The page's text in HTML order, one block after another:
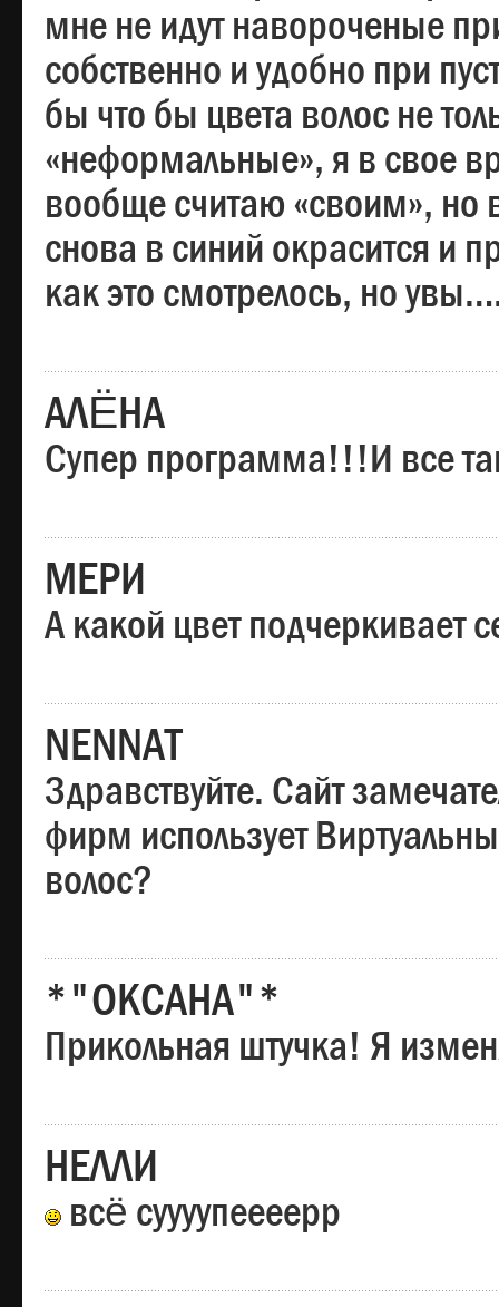
мне не идут навороченые
собственно и удобно при
бы что бы цвета волос не
«неформальные», я в свое
вообще считаю «своим», но
снова в синий окрасится и
как это смотрелось, но
АЛЁНА
Супер программа!!!И все
МЕРИ
А какой цвет подчеркивает
NENNAT
Здравствуйте. Сайт
фирм использует
волос?
*"ОКСАНА"*
Прикольная штучка! Я
НЕЛЛИ
всё суууупеееерр